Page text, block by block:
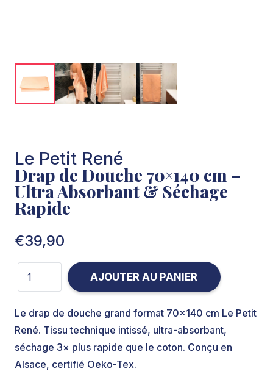
Le Petit René
Drap de Douche 70×140 cm –
Ultra Absorbant & Séchage
Rapide
€39,90
quantité de Drap de Douche 70×140 cm – Ultra
AJOUTER AU PANIER
Le drap de douche grand format 70×140 cm Le Petit
René. Tissu technique intissé, ultra-absorbant,
séchage 3× plus rapide que le coton. Conçu en
Alsace, certifié Oeko-Tex.